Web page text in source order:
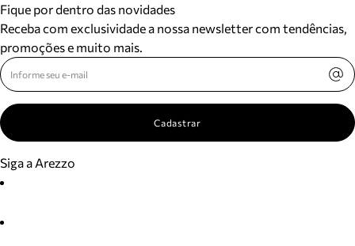
Fique por dentro das novidades
Receba com exclusividade a nossa newsletter com tendências,
promoções e muito mais.
Cadastrar
Siga a Arezzo